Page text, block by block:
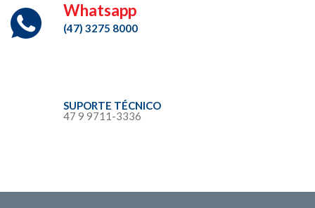
Whatsapp
(47) 3275 8000
SUPORTE TÉCNICO
47 9 9711-3336